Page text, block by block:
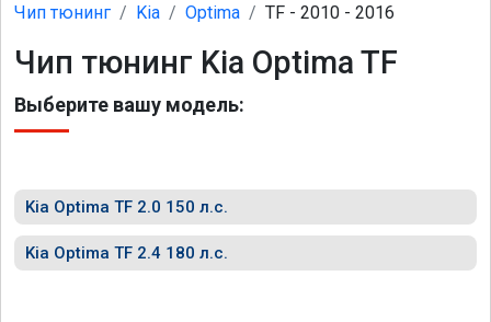
Чип тюнинг Kia Optima TF - 2010 - 2016
Чип тюнинг Kia Optima TF
Выберите вашу модель:
Kia Optima TF 2.0 150 л.с.
Kia Optima TF 2.4 180 л.с.